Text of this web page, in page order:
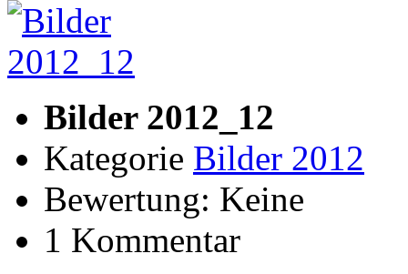
Bilder 2012_12
Kategorie Bilder 2012
Bewertung: Keine
1 Kommentar